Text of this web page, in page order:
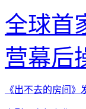
全球首
营幕后
《出不去的房间